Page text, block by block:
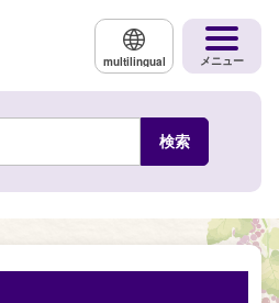
multilingual メニュー